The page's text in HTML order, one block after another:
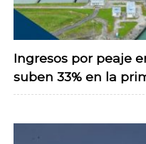
Ingresos por peaje
suben 33% en la